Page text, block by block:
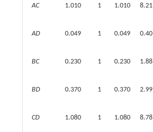
AC 1.010 1 1.010 8.21
AD 0.049 1 0.049 0.40
BC 0.230 1 0.230 1.88
BD 0.370 1 0.370 2.99
CD 1.080 1 1.080 8.78